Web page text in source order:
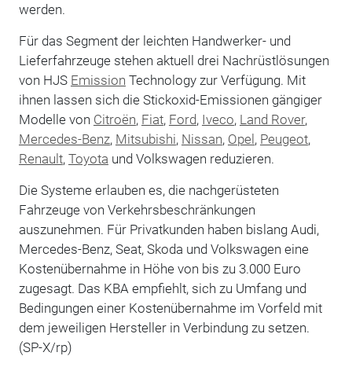
werden.
Für das Segment der leichten Handwerker- und
Lieferfahrzeuge stehen aktuell drei Nachrüstlösungen
von HJS Emission Technology zur Verfügung. Mit
ihnen lassen sich die Stickoxid-Emissionen gängiger
Modelle von Citroën, Fiat, Ford, Iveco, Land Rover,
Mercedes-Benz, Mitsubishi, Nissan, Opel, Peugeot,
Renault, Toyota und Volkswagen reduzieren.
Die Systeme erlauben es, die nachgerüsteten
Fahrzeuge von Verkehrsbeschränkungen
auszunehmen. Für Privatkunden haben bislang Audi,
Mercedes-Benz, Seat, Skoda und Volkswagen eine
Kostenübernahme in Höhe von bis zu 3.000 Euro
zugesagt. Das KBA empfiehlt, sich zu Umfang und
Bedingungen einer Kostenübernahme im Vorfeld mit
dem jeweiligen Hersteller in Verbindung zu setzen.
(SP-X/rp)